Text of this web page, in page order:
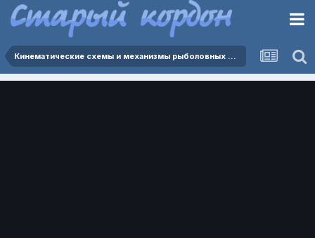
Кинематические схемы и механизмы рыболовных катушек.